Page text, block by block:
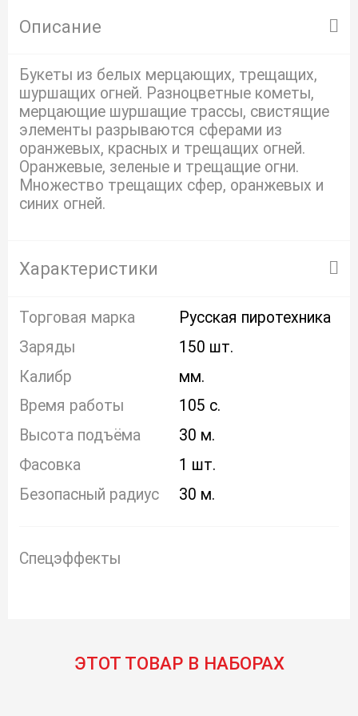
Описание
Букеты из белых мерцающих, трещащих,
шуршащих огней. Разноцветные кометы,
мерцающие шуршащие трассы, свистящие
элементы разрываются сферами из
оранжевых, красных и трещащих огней.
Оранжевые, зеленые и трещащие огни.
Множество трещащих сфер, оранжевых и
синих огней.
Характеристики
Торговая марка
Русская пиротехника
Заряды
150 шт.
Калибр
мм.
Время работы
105 с.
Высота подъёма
30 м.
Фасовка
1 шт.
Безопасный радиус
30 м.
Спецэффекты
ЭТОТ ТОВАР В НАБОРАХ